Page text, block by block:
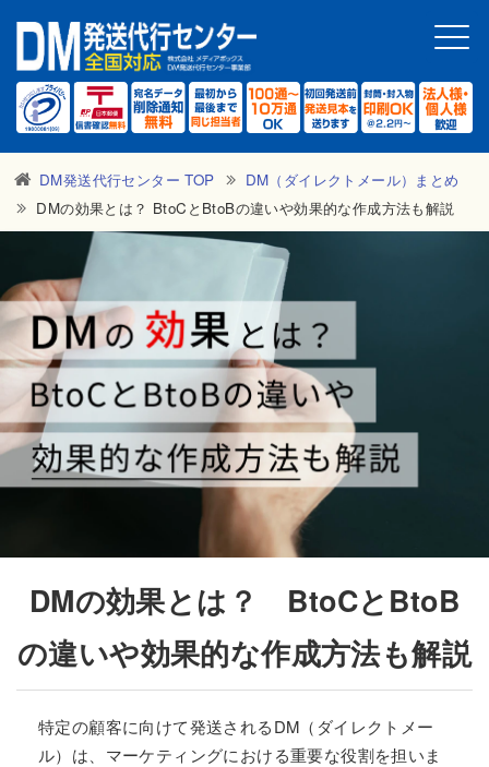
トップ
938件のお客様の声
初めての方へ
DMトラッカー（特許申請済）
お得情報
運営会社概要
サービス・料金
お見積フォーム3時間以内返信
0561-37-2027
DM発送代行センター TOP
DM（ダイレクトメール）まとめ
DMの効果とは？ BtoCとBtoBの違いや効果的な作成方法も解説
DMの効果とは？ BtoCとBtoB
の違いや効果的な作成方法も解説
特定の顧客に向けて発送されるDM（ダイレクトメー
ル）は、マーケティングにおける重要な役割を担いま